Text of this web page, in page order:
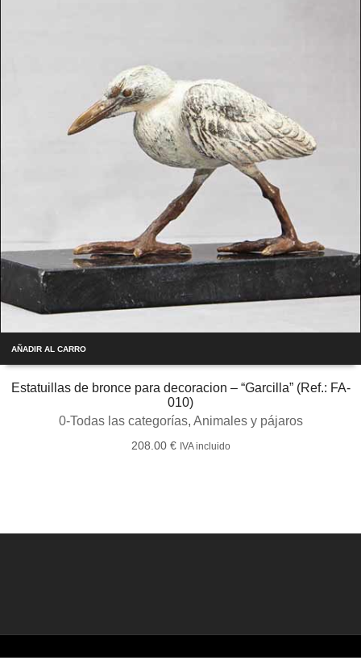
AÑADIR AL CARRO
Estatuillas de bronce para decoracion – “Garcilla” (Ref.: FA-
010)
0-Todas las categorías, Animales y pájaros
208.00 € IVA incluido
©2026 Creado porBronzederusandoWordPress. |webs amigas